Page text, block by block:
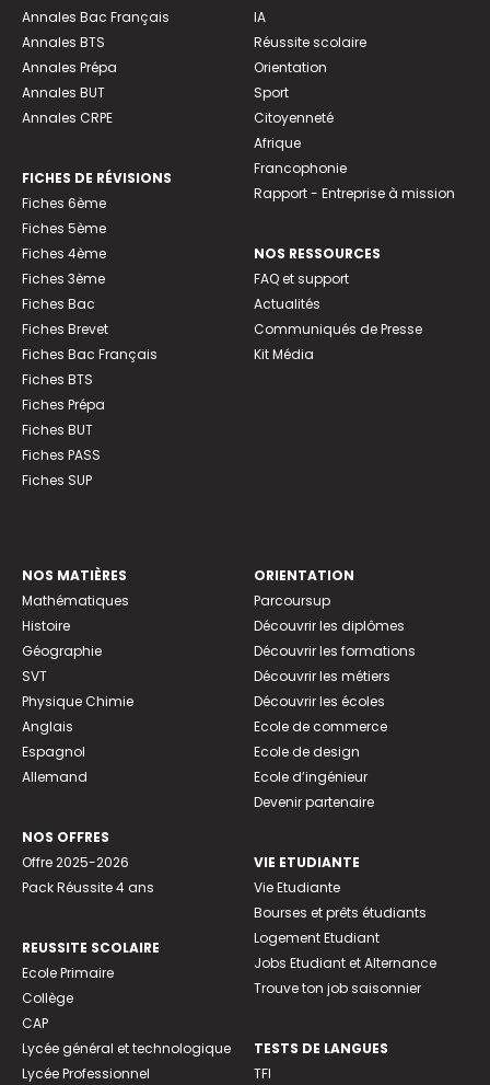
Annales Bac Français
Annales BTS
Annales Prépa
Annales BUT
Annales CRPE
FICHES DE RÉVISIONS
Fiches 6ème
Fiches 5ème
Fiches 4ème
Fiches 3ème
Fiches Bac
Fiches Brevet
Fiches Bac Français
Fiches BTS
Fiches Prépa
Fiches BUT
Fiches PASS
Fiches SUP
IA
Réussite scolaire
Orientation
Sport
Citoyenneté
Afrique
Francophonie
Rapport - Entreprise à mission
NOS RESSOURCES
FAQ et support
Actualités
Communiqués de Presse
Kit Média
NOS MATIÈRES
Mathématiques
Histoire
Géographie
SVT
Physique Chimie
Anglais
Espagnol
Allemand
NOS OFFRES
Offre 2025-2026
Pack Réussite 4 ans
REUSSITE SCOLAIRE
Ecole Primaire
Collège
CAP
Lycée général et technologique
Lycée Professionnel
ORIENTATION
Parcoursup
Découvrir les diplômes
Découvrir les formations
Découvrir les métiers
Découvrir les écoles
Ecole de commerce
Ecole de design
Ecole d’ingénieur
Devenir partenaire
VIE ETUDIANTE
Vie Etudiante
Bourses et prêts étudiants
Logement Etudiant
Jobs Etudiant et Alternance
Trouve ton job saisonnier
TESTS DE LANGUES
TFI